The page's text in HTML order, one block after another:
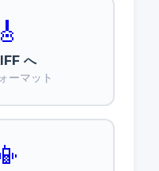
🎸
へ
ーマット